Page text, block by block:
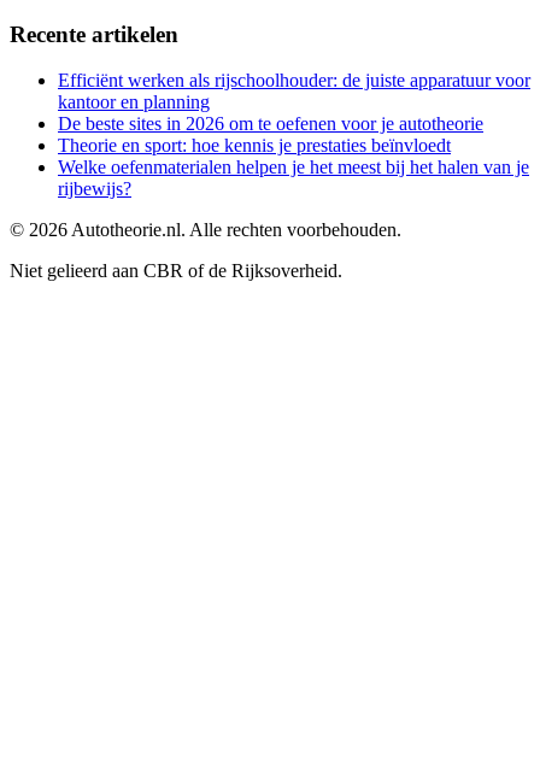
Recente artikelen
Efficiënt werken als rijschoolhouder: de juiste apparatuur voor
kantoor en planning
De beste sites in 2026 om te oefenen voor je autotheorie
Theorie en sport: hoe kennis je prestaties beïnvloedt
Welke oefenmaterialen helpen je het meest bij het halen van je
rijbewijs?
© 2026Autotheorie.nl. Alle rechten voorbehouden.
Niet gelieerd aan CBR of de Rijksoverheid.